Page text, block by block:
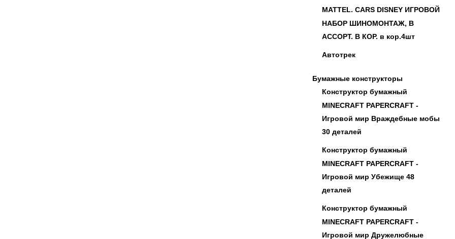
MATTEL. CARS DISNEY ИГРОВОЙ
НАБОР ШИНОМОНТАЖ, В
АССОРТ. В КОР. в кор.4шт
Автотрек
Бумажные конструкторы
Конструктор бумажный
MINECRAFT PAPERCRAFT -
Игровой мир Враждебные мобы
30 деталей
Конструктор бумажный
MINECRAFT PAPERCRAFT -
Игровой мир Убежище 48
деталей
Конструктор бумажный
MINECRAFT PAPERCRAFT -
Игровой мир Дружелюбные